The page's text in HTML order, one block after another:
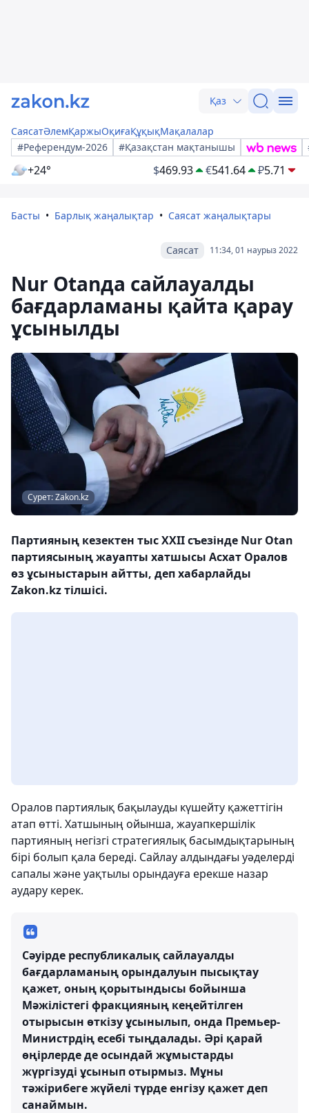
Қаз
СаясатӘлемҚаржыОқиғаҚұқықМақалалар
#Референдум-2026
#Қазақстан мақтанышы
+24° $469.93 €541.64 ₽5.71
Басты Барлық жаңалықтар Саясат жаңалықтары
11:34, 01 наурыз 2022
Саясат
Nur Otanда сайлауалды
бағдарламаны қайта қарау
ұсынылды
Сурет: Zakon.kz
Партияның кезектен тыс XXII съезінде Nur Otan
партиясының жауапты хатшысы Асхат Оралов
өз ұсыныстарын айтты, деп хабарлайды
Zakon.kz тілшісі.
Оралов партиялық бақылауды күшейту қажеттігін
атап өтті. Хатшының ойынша, жауапкершілік
партияның негізгі стратегиялық басымдықтарының
бірі болып қала береді. Сайлау алдындағы уәделерді
сапалы және уақтылы орындауға ерекше назар
аудару керек.
Сәуірде республикалық сайлауалды
бағдарламаның орындалуын пысықтау
қажет, оның қорытындысы бойынша
Мәжілістегі фракцияның кеңейтілген
отырысын өткізу ұсынылып, онда Премьер-
Министрдің есебі тыңдалады. Әрі қарай
өңірлерде де осындай жұмыстарды
жүргізуді ұсынып отырмыз. Мұны
тәжірибеге жүйелі түрде енгізу қажет деп
санаймын.